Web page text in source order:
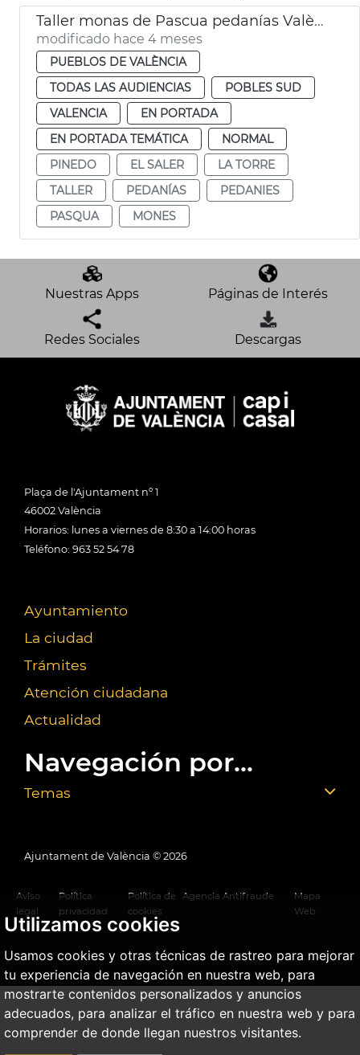
Utilizamos cookies
Usamos cookies y otras técnicas de rastreo para mejorar
tu experiencia de navegación en nuestra web, para
mostrarte contenidos personalizados y anuncios
adecuados, para analizar el tráfico en nuestra web y para
comprender de donde llegan nuestros visitantes.
Taller monas de Pascua pedanías València
modificado hace 4 meses
PUEBLOS DE VALÈNCIA
TODAS LAS AUDIENCIAS
POBLES SUD
VALENCIA
EN PORTADA
EN PORTADA TEMÁTICA
NORMAL
PINEDO
EL SALER
LA TORRE
TALLER
PEDANÍAS
PEDANIES
PASQUA
MONES
Nuestras Apps Páginas de Interés
Redes Sociales Descargas
Plaça de l'Ajuntament nº 1
46002 València
Horarios: lunes a viernes de 8:30 a 14:00 horas
Teléfono: 963 52 54 78
Ayuntamiento
La ciudad
Trámites
Atención ciudadana
Actualidad
Navegación por...
Temas
Ajuntament de València © 2026
Aviso
legal
Política
privacidad
Política de
cookies
Agencia Antifraude
Mapa
Web